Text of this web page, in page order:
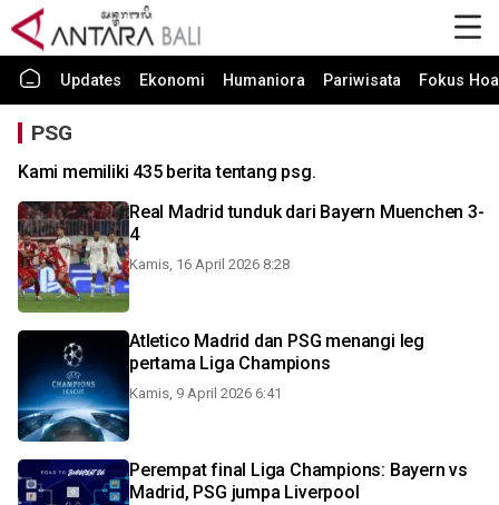
Updates Ekonomi Humaniora Pariwisata Fokus
PSG
Kami memiliki 435 berita tentang psg.
Real Madrid tunduk dari Bayern Muenchen 3-
4
Kamis, 16 April 2026 8:28
Atletico Madrid dan PSG menangi leg
pertama Liga Champions
Kamis, 9 April 2026 6:41
Perempat final Liga Champions: Bayern vs
Madrid, PSG jumpa Liverpool